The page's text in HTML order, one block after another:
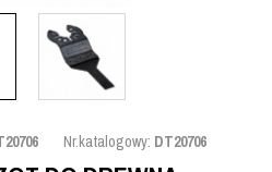
Nr.katalogowy: DT20706